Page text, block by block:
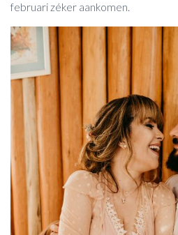
februari zéker aankomen.